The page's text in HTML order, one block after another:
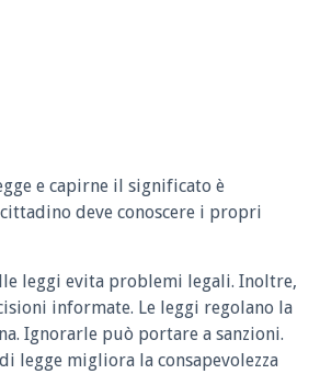
e capirne il significato è
deve conoscere i propri
leggi evita problemi legali. Inoltre,
informate. Le leggi regolano la
Ignorarle può portare a sanzioni.
legge migliora la consapevolezza